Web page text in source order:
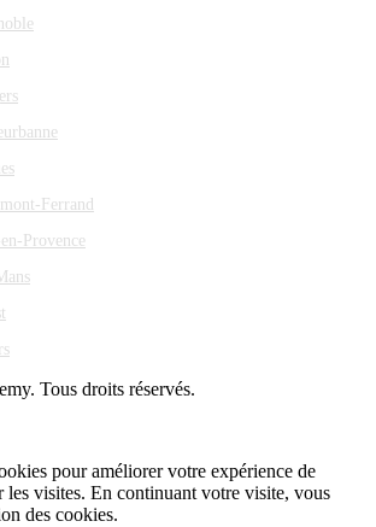
Ferrand
Provence
Tous droits réservés.
pour améliorer votre expérience de
les visites. En continuant votre visite, vous
des cookies.